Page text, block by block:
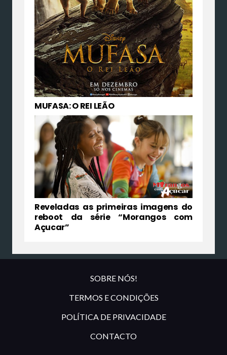
MUFASA: O REI LEÃO
Reveladas as primeiras imagens do
reboot da série “Morangos com
Açucar”
SOBRE NÓS!
TERMOS E CONDIÇÕES
POLÍTICA DE PRIVACIDADE
CONTACTO